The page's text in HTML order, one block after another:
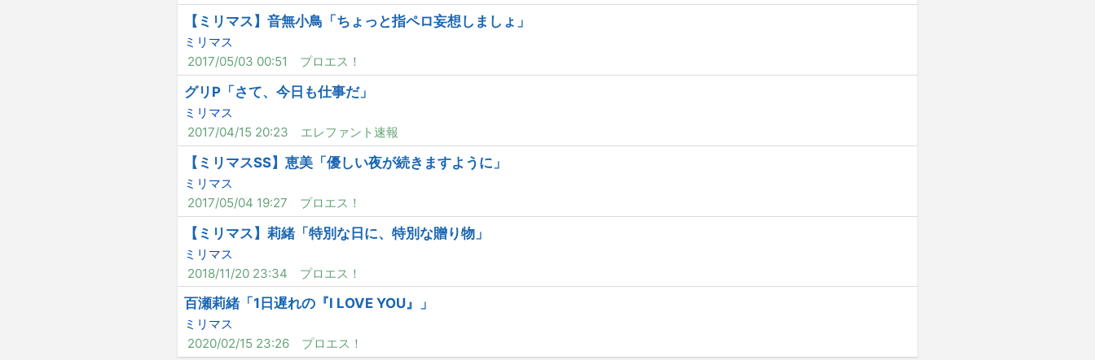
【ミリマス】音無小鳥「ちょっと指ペロ妄想しましょ」
ミリマス
2017/05/03 00:51
プロエス！
グリP「さて、今日も仕事だ」
ミリマス
2017/04/15 20:23
エレファント速報
【ミリマスSS】恵美「優しい夜が続きますように」
ミリマス
2017/05/04 19:27
プロエス！
【ミリマス】莉緒「特別な日に、特別な贈り物」
ミリマス
2018/11/20 23:34
プロエス！
百瀬莉緒「1日遅れの『I LOVE YOU』」
ミリマス
2020/02/15 23:26
プロエス！